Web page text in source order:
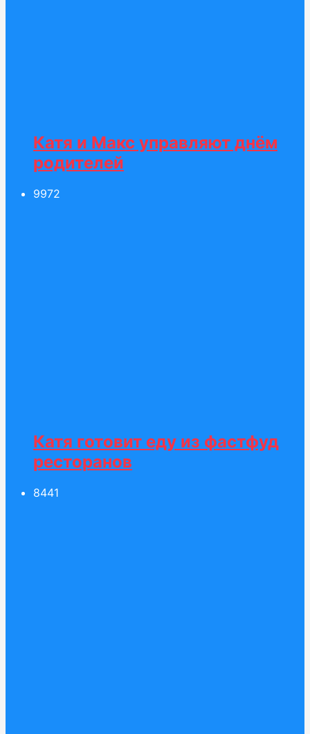
Катя и Макс управляют днём
родителей
9972
Катя готовит еду из фастфуд
ресторанов
8441